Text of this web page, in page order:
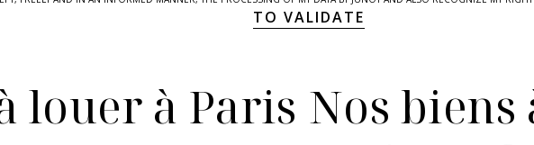
TO VALIDATE
louer à Paris Nos biens